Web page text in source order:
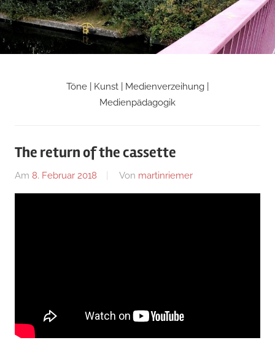
Zum
Inhalt
springen
Martin
Blog
Töne | Kunst | Medienverzeihung |
Medienpädagogik
The return of the cassette
Am 8. Februar 2018 Von martinriemer
Uncategorized